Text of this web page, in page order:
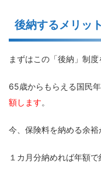
後納するメリッ
まずはこの「後納」制
65歳からもらえる国民
額し ます。
今、保険料を納める余裕
１カ月分納めれば年額